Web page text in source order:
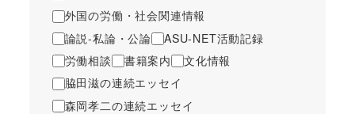
外国の労働・社会関連情報
論説-私論・公論
ASU-NET活動記録
労働相談
書籍案内
文化情報
脇田滋の連続エッセイ
森岡孝二の連続エッセイ